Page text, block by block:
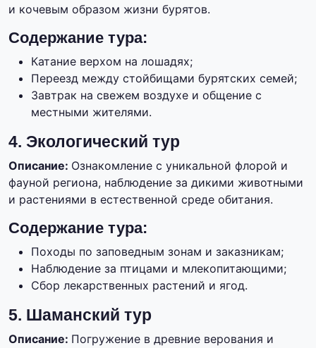
и кочевым образом жизни бурятов.
Содержание тура:
Катание верхом на лошадях;
Переезд между стойбищами бурятских семей;
Завтрак на свежем воздухе и общение с
местными жителями.
4. Экологический тур
Описание: Ознакомление с уникальной флорой и
фауной региона, наблюдение за дикими животными
и растениями в естественной среде обитания.
Содержание тура:
Походы по заповедным зонам и заказникам;
Наблюдение за птицами и млекопитающими;
Сбор лекарственных растений и ягод.
5. Шаманский тур
Описание: Погружение в древние верования и